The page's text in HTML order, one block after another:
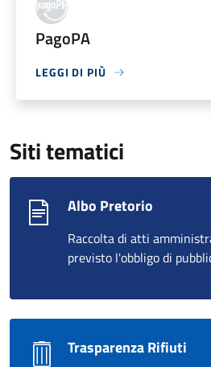
PagoPA
LEGGI DI PIÙ
Siti tematici
Albo Pretorio
Raccolta di atti
previsto l'obbligo di
Trasparenza Rifiuti